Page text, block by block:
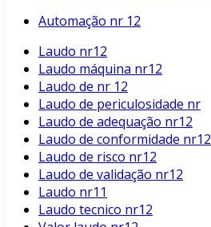
Automação nr 12
Laudo nr12
Laudo máquina nr12
Laudo de nr 12
Laudo de periculosidade nr
Laudo de adequação nr12
Laudo de conformidade nr12
Laudo de risco nr12
Laudo de validação nr12
Laudo nr11
Laudo tecnico nr12